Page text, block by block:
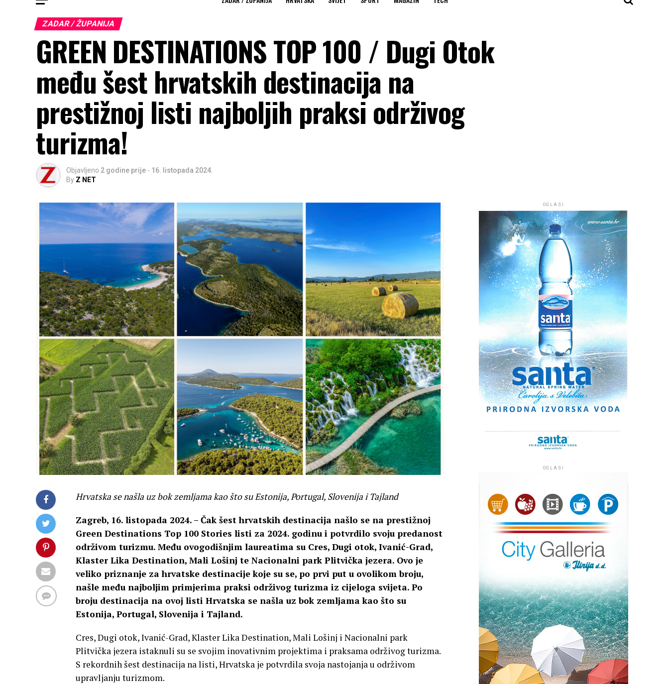
ZADAR / ŽUPANIJA
GREEN DESTINATIONS TOP 100 / Dugi Otok
među šest hrvatskih destinacija na
prestižnoj listi najboljih praksi održivog
turizma!
Objavljeno 2 godine prije - 16. listopada 2024.
By Z NET
Hrvatska se našla uz bok zemljama kao što su Estonija, Portugal, Slovenija i Tajland
Zagreb, 16. listopada 2024. – Čak šest hrvatskih destinacija našlo se na prestižnoj
Green Destinations Top 100 Stories listi za 2024. godinu i potvrdilo svoju predanost
održivom turizmu. Među ovogodišnjim laureatima su Cres, Dugi otok, Ivanić-Grad,
Klaster Lika Destination, Mali Lošinj te Nacionalni park Plitvička jezera. Ovo je
veliko priznanje za hrvatske destinacije koje su se, po prvi put u ovolikom broju,
našle među najboljim primjerima praksi održivog turizma iz cijeloga svijeta. Po
broju destinacija na ovoj listi Hrvatska se našla uz bok zemljama kao što su
Estonija, Portugal, Slovenija i Tajland.
Cres, Dugi otok, Ivanić-Grad, Klaster Lika Destination, Mali Lošinj i Nacionalni park
Plitvička jezera istaknuli su se svojim inovativnim projektima i praksama održivog turizma.
S rekordnih šest destinacija na listi, Hrvatska je potvrdila svoja nastojanja u održivom
upravljanju turizmom.
OGLASI
OGLASI